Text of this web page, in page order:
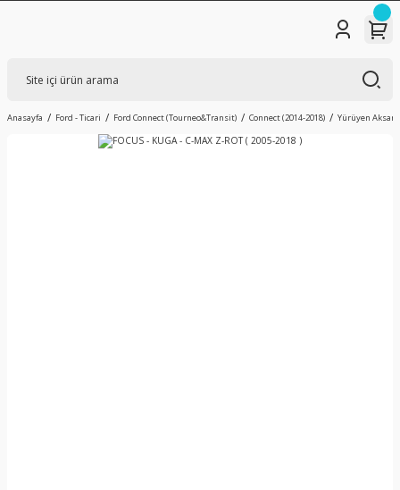
Anasayfa Ford - Ticari Ford Connect (Tourneo&Transit) Connect (2014-2018) Yürüyen Aksam